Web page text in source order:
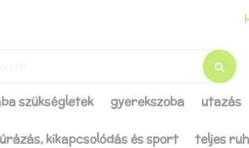
szükségletek gyerekszoba utazás
kikapcsolódás és sport teljes